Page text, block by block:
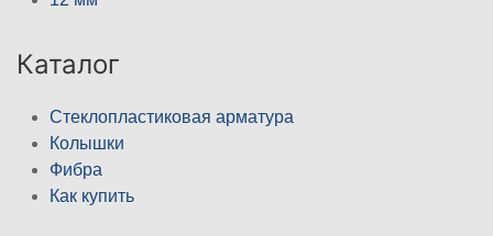
Каталог
Стеклопластиковая арматура
Колышки
Фибра
Как купить